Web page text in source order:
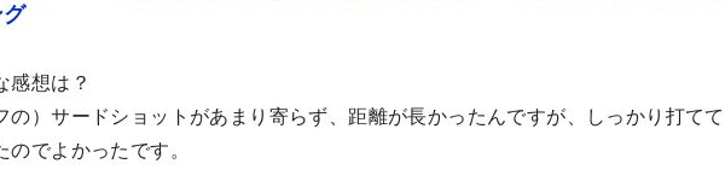
感想は？
の）サードショットがあまり寄らず、距離が長かったんですが、しっかり打てて
のでよかったです。